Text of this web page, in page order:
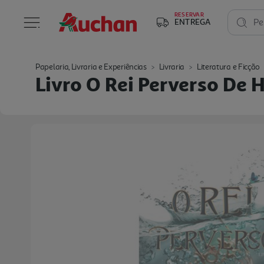
RESERVAR
ENTREGA
Papelaria, Livraria e Experiências Livraria Literatura e Ficção
Livro O Rei Perverso De